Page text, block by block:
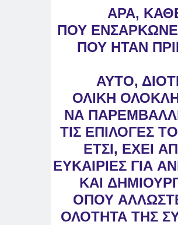
ΑΡΑ,
ΠΟΥ
ΠΟΥ ΗΤΑΝ
ΑΥΤΟ,
ΟΛΙΚΗ
ΝΑ
ΤΙΣ ΕΠΙΛΟΓΕΣ
ΕΤΣΙ, ΕΧΕΙ
ΕΥΚΑΙΡΙΕΣ ΓΙΑ
ΚΑΙ
ΟΠΟΥ
ΟΛΟΤΗΤΑ ΤΗΣ